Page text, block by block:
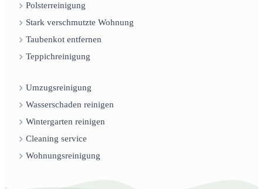
Polsterreinigung
Stark verschmutzte Wohnung
Taubenkot entfernen
Teppichreinigung
Umzugsreinigung
Wasserschaden reinigen
Wintergarten reinigen
Cleaning service
Wohnungsreinigung